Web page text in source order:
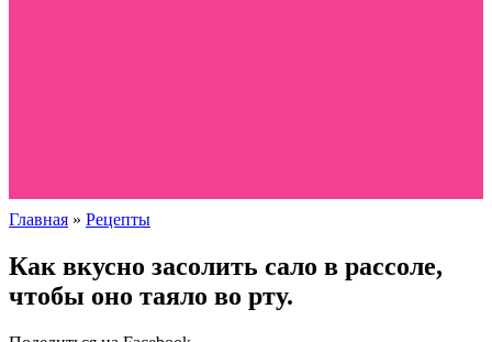
Главная » Рецепты
Как вкусно засолить сало в рассоле,
чтобы оно таяло во рту.